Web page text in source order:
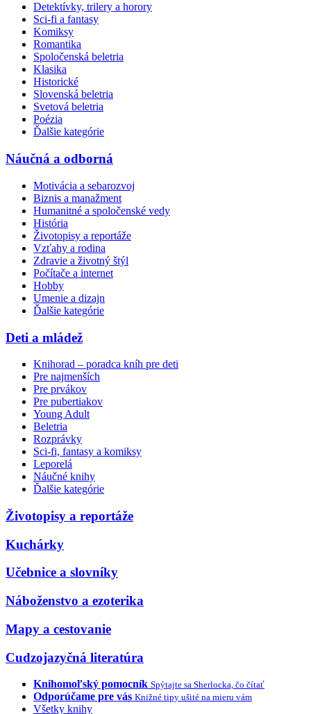
Detektívky, trilery a horory
Sci-fi a fantasy
Komiksy
Romantika
Spoločenská beletria
Klasika
Historické
Slovenská beletria
Svetová beletria
Poézia
Ďalšie kategórie
Náučná a odborná
Motivácia a sebarozvoj
Biznis a manažment
Humanitné a spoločenské vedy
História
Životopisy a reportáže
Vzťahy a rodina
Zdravie a životný štýl
Počítače a internet
Hobby
Umenie a dizajn
Ďalšie kategórie
Deti a mládež
Knihorad – poradca kníh pre deti
Pre najmenších
Pre prvákov
Pre pubertiakov
Young Adult
Beletria
Rozprávky
Sci-fi, fantasy a komiksy
Leporelá
Náučné knihy
Ďalšie kategórie
Životopisy a reportáže
Kuchárky
Učebnice a slovníky
Náboženstvo a ezoterika
Mapy a cestovanie
Cudzojazyčná literatúra
Knihomoľský pomocník Spýtajte sa Sherlocka, čo čítať
Odporúčame pre vás Knižné tipy ušité na mieru vám
Všetky knihy